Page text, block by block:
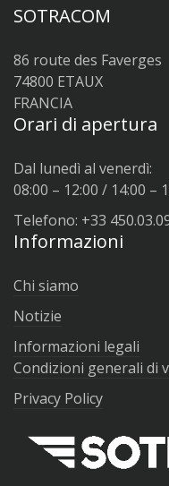
SOTRACOM
86 route des Faverges
74800 ETAUX
FRANCIA
Orari di apertura
Dal lunedì al venerdì:
08:00 – 12:00 / 14:00 –
Telefono: +33
Informazioni
Chi siamo
Notizie
Informazioni legali
Condizioni generali di
Privacy Policy